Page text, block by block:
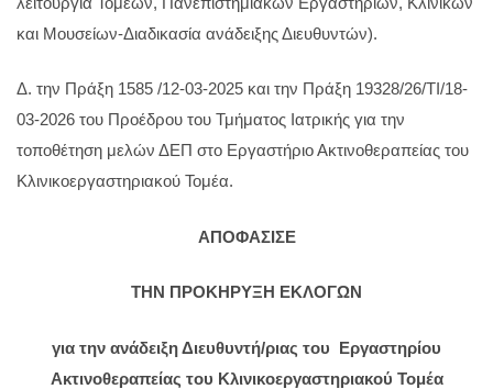
και Μουσείων-Διαδικασία ανάδειξης Διευθυντών).
Δ. την Πράξη 1585 /12-03-2025 και την Πράξη 19328/26/ΤΙ/18-
03-2026 του Προέδρου του Τμήματος Ιατρικής για την
τοποθέτηση μελών ΔΕΠ στο Εργαστήριο Ακτινοθεραπείας του
Κλινικοεργαστηριακού Τομέα.
ΑΠΟΦΑΣΙΣΕ
ΤΗΝ ΠΡΟΚΗΡΥΞΗ ΕΚΛΟΓΩΝ
για την ανάδειξηΔιευθυντή/ριας του Εργαστηρίου
Ακτινοθεραπείας του Κλινικοεργαστηριακού Τομέα